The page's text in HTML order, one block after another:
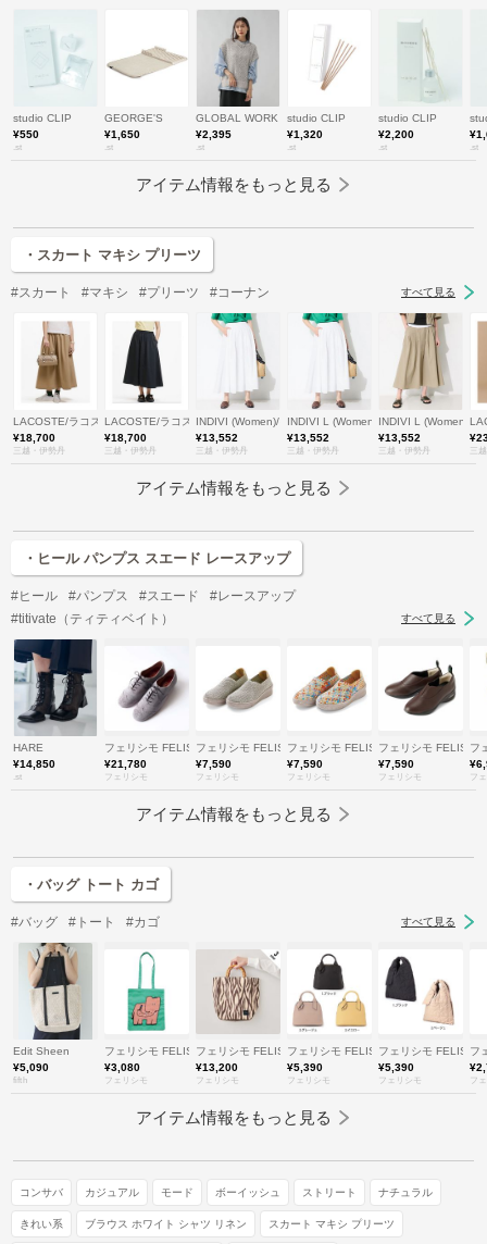
studio CLIP
¥550
.st
GEORGE'S
¥1,650
.st
GLOBAL WORK
¥2,395
.st
studio CLIP
¥1,320
.st
studio CLIP
¥2,200
.st .st
アイテム情報をもっと見る
・スカート マキシ プリーツ
#スカート #マキシ #プリーツ #コーナン すべて見る
LACOSTE/ラコステ
¥18,700
三越・伊勢丹
LACOSTE/ラコステ
¥18,700
三越・伊勢丹
INDIVI (Women)/インディヴィ
¥13,552
三越・伊勢丹
INDIVI L (Women/大きいサイズ)/インデ
¥13,552
三越・伊勢丹
INDIVI L (Women/大
¥13,552
三越・伊勢丹 三
アイテム情報をもっと見る
・ヒール パンプス スエード レースアップ
#ヒール #パンプス #スエード
#レースアップ
#titivate（ティティベイト）
すべて見る
HARE
¥14,850
.st
フェリシモ FELISSIMO
¥21,780
フェリシモ
フェリシモ FELISSIMO
¥7,590
フェリシモ
フェリシモ FELISSIMO
¥7,590
フェリシモ
フェリシモ
¥7,590
フェリシモ
フ
フ
アイテム情報をもっと見る
・バッグ トート カゴ
#バッグ #トート #カゴ すべて見る
Edit Sheen
¥5,090
fifth
フェリシモ FELISSIMO
¥3,080
フェリシモ
フェリシモ FELISSIMO
¥13,200
フェリシモ
フェリシモ FELISSIMO
¥5,390
フェリシモ
フェリシモ
¥5,390
フェリシモ
フ
フ
アイテム情報をもっと見る
コンサバ カジュアル モード ボーイッシュ ストリート ナチュラル
きれい系 ブラウス ホワイト シャツ リネン スカート マキシ プリーツ